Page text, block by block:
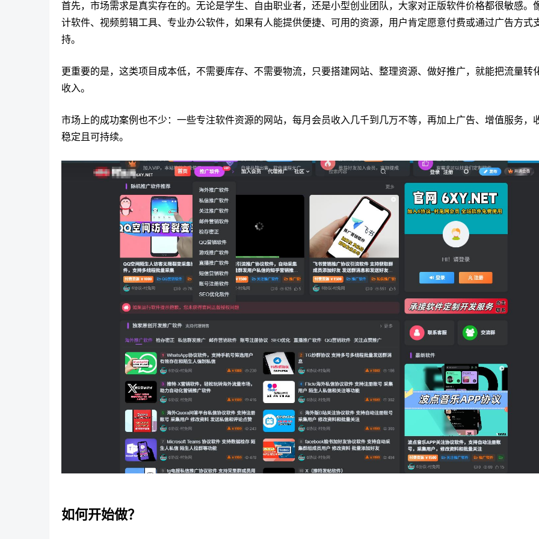
首先，市场需求是真实存在的。无论是学生、自由职业者，还是小型创业团队，大家对正版软件价格都很敏感。
计软件、视频剪辑工具、专业办公软件，如果有人能提供便捷、可用的资源，用户肯定愿意付费或通过广告方式
持。
更重要的是，这类项目成本低，不需要库存、不需要物流，只要搭建网站、整理资源、做好推广，就能把流量转
收入。
市场上的成功案例也不少：一些专注软件资源的网站，每月会员收入几千到几万不等，再加上广告、增值服务，
稳定且可持续。
如何开始做？